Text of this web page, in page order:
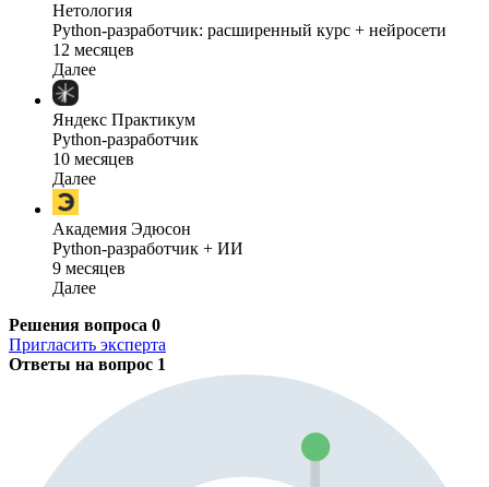
Нетология
Python-разработчик: расширенный курс + нейросети
12 месяцев
Далее
Яндекс Практикум
Python-разработчик
10 месяцев
Далее
Академия Эдюсон
Python-разработчик + ИИ
9 месяцев
Далее
Решения вопроса 0
Пригласить эксперта
Ответы на вопрос 1